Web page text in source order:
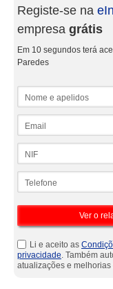
Registe-se na
empresa grátis
Em 10 segundos terá
Paredes
Li e aceito as
privacidade. Também
atualizações e melhorias